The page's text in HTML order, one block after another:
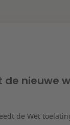
nieuwe
de Wet